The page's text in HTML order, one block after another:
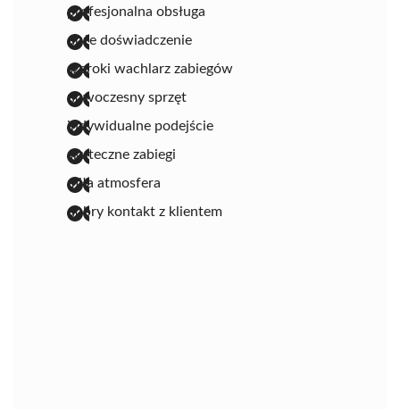
profesjonalna obsługa
duże doświadczenie
szeroki wachlarz zabiegów
nowoczesny sprzęt
indywidualne podejście
skuteczne zabiegi
miła atmosfera
dobry kontakt z klientem